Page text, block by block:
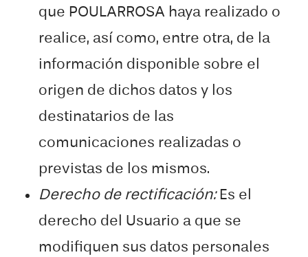
que POULARROSA haya realizado o
realice, así como, entre otra, de la
información disponible sobre el
origen de dichos datos y los
destinatarios de las
comunicaciones realizadas o
previstas de los mismos.
Derecho de rectificación:Es el
derecho del Usuario a que se
modifiquen sus datos personales